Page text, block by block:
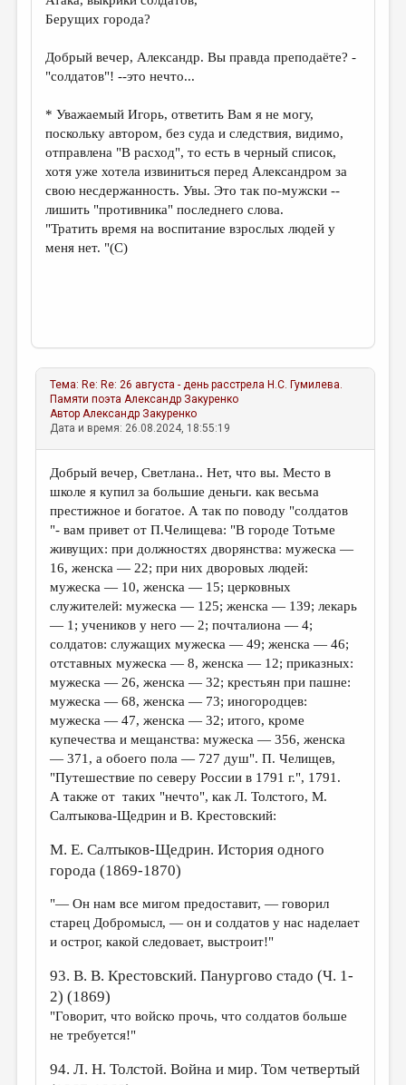
Берущих города?
Добрый вечер, Александр. Вы правда преподаёте? -
"солдатов"! --это нечто...
* Уважаемый Игорь, ответить Вам я не могу,
поскольку автором, без суда и следствия, видимо,
отправлена "В расход", то есть в черный список,
хотя уже хотела извиниться перед Александром за
свою несдержанность. Увы. Это так по-мужски --
лишить "противника" последнего слова.
"Тратить время на воспитание взрослых людей у
меня нет. "(С)
Тема: Re: Re: 26 августа - день расстрела Н.С. Гумилева.
Памяти поэта Александр Закуренко
АвторАлександр Закуренко
Дата и время: 26.08.2024, 18:55:19
Добрый вечер, Светлана.. Нет, что вы. Место в
школе я купил за большие деньги. как весьма
престижное и богатое. А так по поводу "солдатов
"- вам привет от П.Челищева: "В городе Тотьме
живущих: при должностях дворянства: мужеска —
16, женска — 22; при них дворовых людей:
мужеска — 10, женска — 15; церковных
служителей: мужеска — 125; женска — 139; лекарь
— 1; учеников у него — 2; почталиона — 4;
солдатов: служащих мужеска — 49; женска — 46;
отставных мужеска — 8, женска — 12; приказных:
мужеска — 26, женска — 32; крестьян при пашне:
мужеска — 68, женска — 73; иногородцев:
мужеска — 47, женска — 32; итого, кроме
купечества и мещанства: мужеска — 356, женска
— 371, а обоего пола — 727 душ". П. Челищев,
"Путешествие по северу России в 1791 г.", 1791.
А также от таких "нечто", как Л. Толстого, М.
Салтыкова-Щедрин и В. Крестовский:
М. Е. Салтыков-Щедрин. История одного
города (1869-1870)
"— Он нам все мигом предоставит, — говорил
старец Добромысл, — он и солдатов у нас наделает
и острог, какой следовает, выстроит!"
93. В. В. Крестовский. Панургово стадо (Ч. 1-
2) (1869)
"Говорит, что войско прочь, что солдатов больше
не требуется!"
94. Л. Н. Толстой. Война и мир. Том четвертый